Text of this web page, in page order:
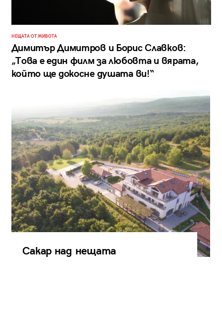
НЕЩАТА ОТ ЖИВОТА
Димитър Димитров и Борис Славков:
„Това е един филм за любовта и вярата,
който ще докосне душата ви!“
Сакар над нещата